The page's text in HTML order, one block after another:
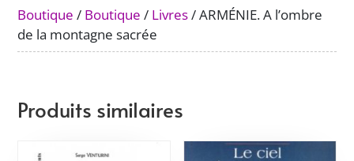
sacrée
Boutique / Boutique / Livres/ ARMÉNIE. A l’ombre
de la montagne sacrée
Produits similaires